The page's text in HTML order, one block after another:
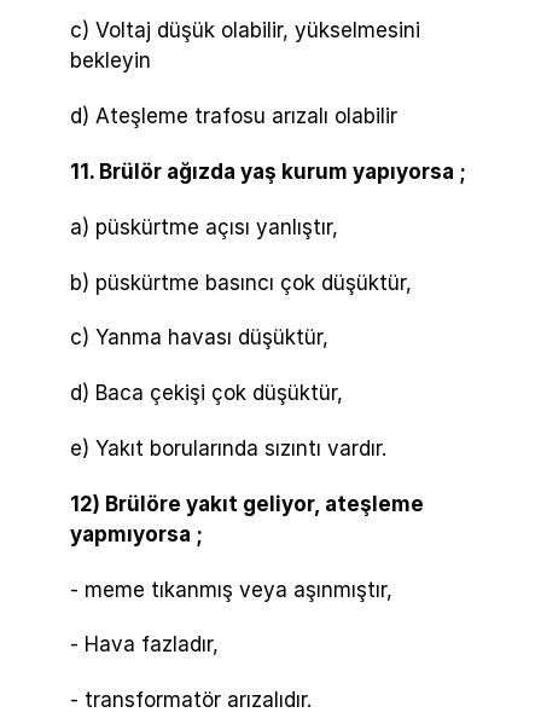
c) Voltaj düşük olabilir, yükselmesini
bekleyin
d) Ateşleme trafosu arızalı olabilir
11. Brülör ağızda yaş kurum yapıyorsa ;
a) püskürtme açısı yanlıştır,
b) püskürtme basıncı çok düşüktür,
c) Yanma havası düşüktür,
d) Baca çekişi çok düşüktür,
e) Yakıt borularında sızıntı vardır.
12) Brülöre yakıt geliyor, ateşleme
yapmıyorsa ;
- meme tıkanmış veya aşınmıştır,
- Hava fazladır,
- transformatör arızalıdır.